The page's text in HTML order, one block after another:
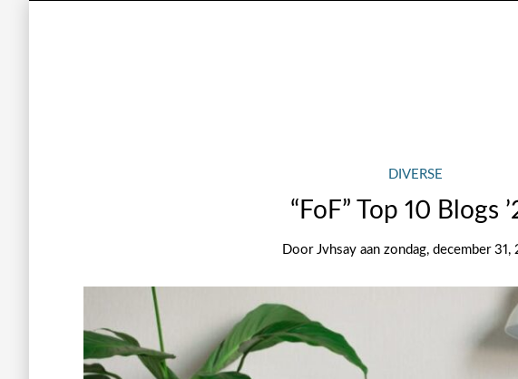
DIVERSE
“FoF” Top 10 Blogs
Door Jvhsay aanzondag, december 31,